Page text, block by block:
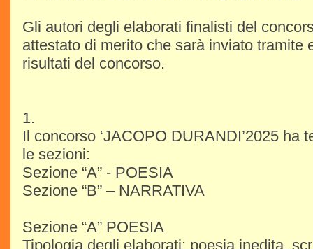
Gli autori degli elaborati finalisti del
attestato di merito che sarà inviato tramite
risultati del concorso.
1.
Il concorso ‘JACOPO DURANDI’2025 ha
le sezioni:
Sezione “A” - POESIA
Sezione “B” – NARRATIVA
Sezione “A” POESIA
Tipologia degli elaborati: poesia inedita,